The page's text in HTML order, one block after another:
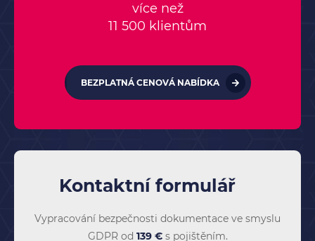
Kontaktní formulář
Vypracování bezpečnosti dokumentace ve smyslu
GDPR od 139 € s pojištěním.
více než
11 500 klientům
BEZPLATNÁ CENOVÁ NABÍDKA